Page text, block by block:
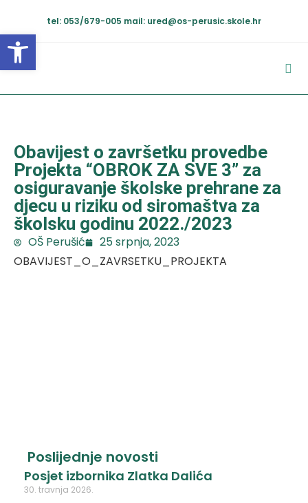
tel: 053/679-005 mail: ured@os-perusic.skole.hr
Obavijest o završetku provedbe
Projekta “OBROK ZA SVE 3” za
osiguravanje školske prehrane za
djecu u riziku od siromaštva za
školsku godinu 2022./2023
OŠ Perušić
25 srpnja, 2023
OBAVIJEST_O_ZAVRSETKU_PROJEKTA
Poslijednje novosti
Posjet izbornika Zlatka Dalića
30. travnja 2026.
Open toolbar